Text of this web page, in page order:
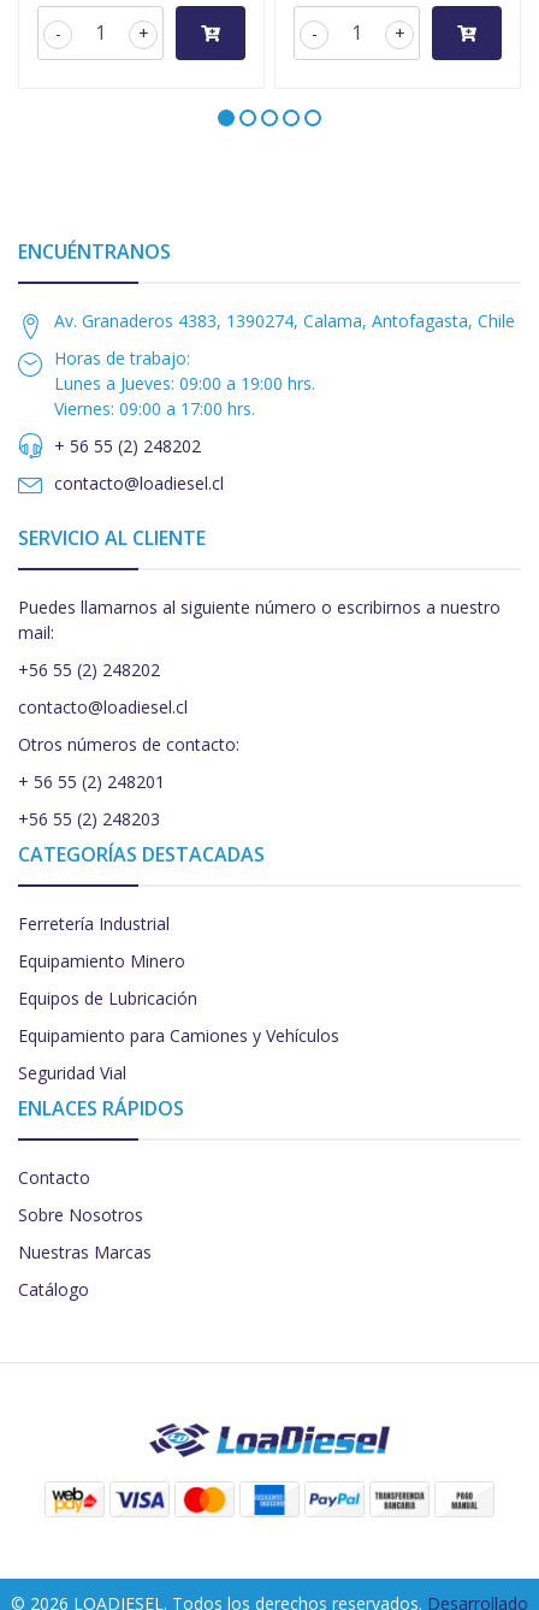
+
- +
-
ENCUÉNTRANOS
Av. Granaderos 4383, 1390274, Calama, Antofagasta, Chile
Horas de trabajo:
Lunes a Jueves: 09:00 a 19:00 hrs.
Viernes: 09:00 a 17:00 hrs.
+ 56 55 (2) 248202
contacto@loadiesel.cl
SERVICIO AL CLIENTE
Puedes llamarnos al siguiente número o escribirnos a nuestro
mail:
+56 55 (2) 248202
contacto@loadiesel.cl
Otros números de contacto:
+ 56 55 (2) 248201
+56 55 (2) 248203
CATEGORÍAS DESTACADAS
Ferretería Industrial
Equipamiento Minero
Equipos de Lubricación
Equipamiento para Camiones y Vehículos
Seguridad Vial
ENLACES RÁPIDOS
Contacto
Sobre Nosotros
Nuestras Marcas
Catálogo
© 2026 LOADIESEL. Todos los derechos reservados. Desarrollado